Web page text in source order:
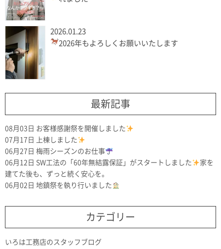
2026.01.23
2026年もよろしくお願いいたします
最新記事
08月03日 お客様感謝祭を開催しました
07月17日
上棟しました
06月27日 梅雨シーズンのお仕事
06月12日 SW工法の「60年無結露保証」がスタートしました
家を
建てた後も、ずっと続く安心を。
06月02日 地鎮祭を執り行いました
カテゴリー
いろは工務店のスタッフブログ